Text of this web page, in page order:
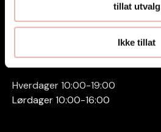
tillat utvalg
Ikke tillat
Åpningstider
Hverdager 10:00-19:00
Lørdager 10:00-16:00